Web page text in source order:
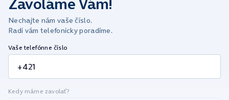
Nechajte nám vaše číslo.
Radi vám telefonicky poradíme.
Vaše telefónne číslo
Kedy máme zavolať?